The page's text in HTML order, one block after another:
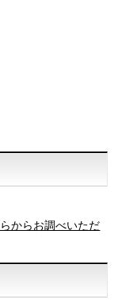
からお調べいただ